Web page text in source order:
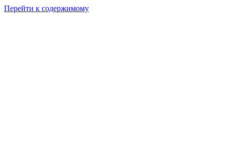
Перейти к содержимому